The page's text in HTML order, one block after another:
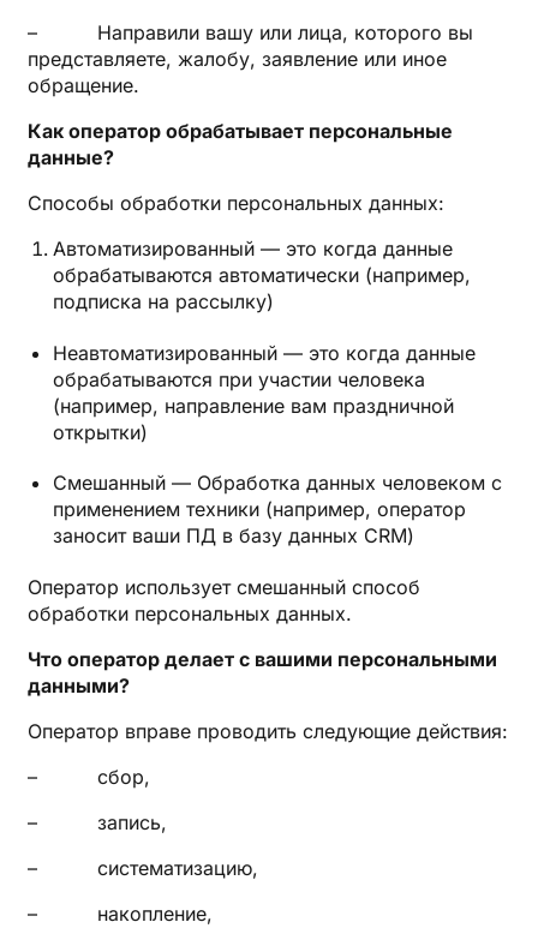
– Направили вашу или лица, которого вы
представляете, жалобу, заявление или иное
обращение.
Как оператор обрабатывает персональные
данные?
Способы обработки персональных данных:
Автоматизированный — это когда данные
обрабатываются автоматически (например,
подписка на рассылку)
Неавтоматизированный — это когда данные
обрабатываются при участии человека
(например, направление вам праздничной
открытки)
Смешанный — Обработка данных человеком с
применением техники (например, оператор
заносит ваши ПД в базу данных CRM)
Оператор использует смешанный способ
обработки персональных данных.
Что оператор делает с вашими персональными
данными?
Оператор вправе проводить следующие действия:
– сбор,
– запись,
– систематизацию,
– накопление,